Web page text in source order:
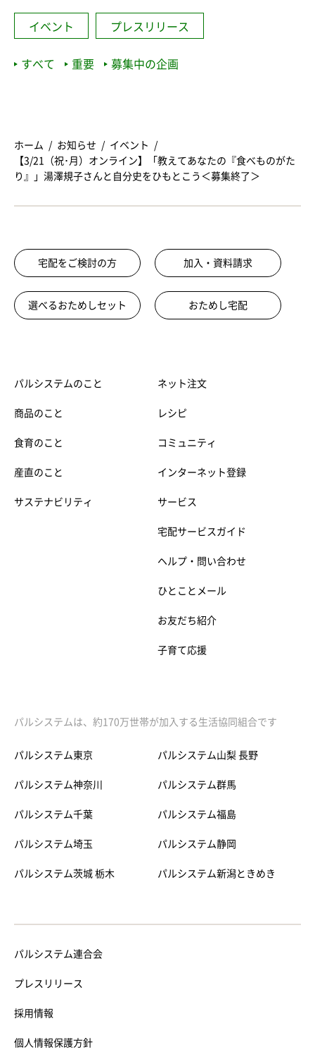
イベント プレスリリース
すべて 重要 募集中の企画
ホーム お知らせ
イベント
【3/21（祝･月）オンライン】「教えてあなたの『食べものがた
り』」湯澤規子さんと自分史をひもとこう＜募集終了＞
宅配をご検討の方 加入・資料請求
選べるおためしセット おためし宅配
パルシステムのこと
商品のこと
食育のこと
産直のこと
サステナビリティ
ネット注文
レシピ
コミュニティ
インターネット登録
サービス
宅配サービスガイド
ヘルプ・問い合わせ
ひとことメール
お友だち紹介
子育て応援
パルシステムは、約170万世帯が加入する生活協同組合です
パルシステム東京
パルシステム神奈川
パルシステム千葉
パルシステム埼玉
パルシステム茨城 栃木
パルシステム山梨 長野
パルシステム群馬
パルシステム福島
パルシステム静岡
パルシステム新潟ときめき
パルシステム連合会
プレスリリース
採用情報
個人情報保護方針